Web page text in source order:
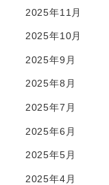
2025年11月
2025年10月
2025年9月
2025年8月
2025年7月
2025年6月
2025年5月
2025年4月